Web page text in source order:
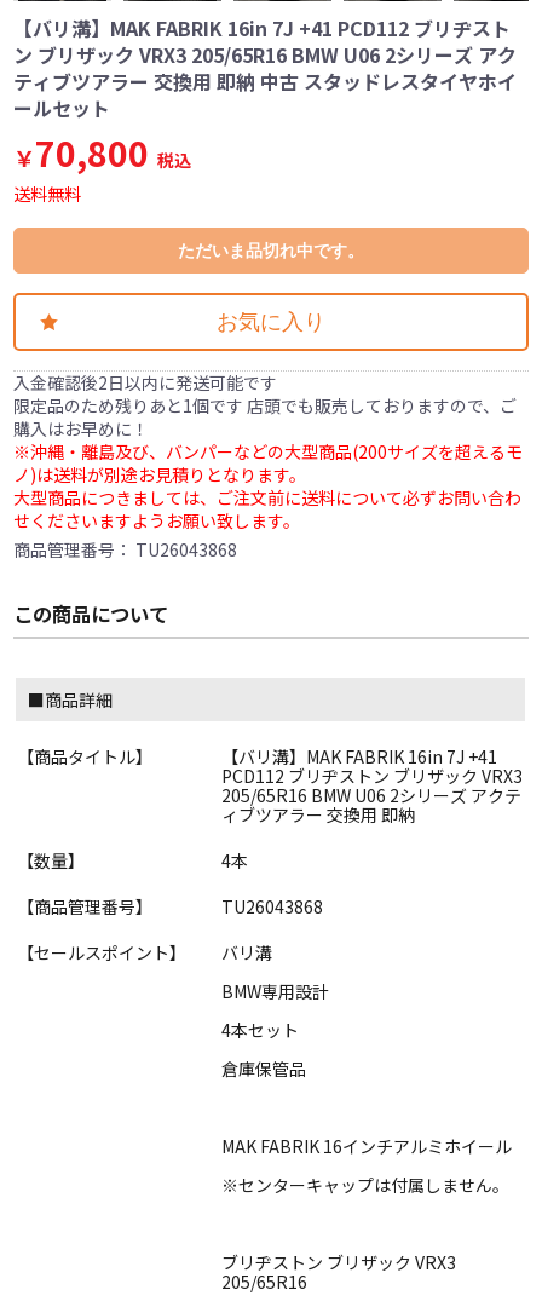
【バリ溝】MAK FABRIK 16in 7J +41 PCD112 ブリヂスト
ン ブリザック VRX3 205/65R16 BMW U06 2シリーズ アク
ティブツアラー 交換用 即納 中古 スタッドレスタイヤホイ
ールセット
￥70,800 税込
送料無料
ただいま品切れ中です。
お気に入り
入金確認後2日以内に発送可能です
限定品のため残りあと1個です 店頭でも販売しておりますので、ご
購入はお早めに！
※沖縄・離島及び、バンパーなどの大型商品(200サイズを超えるモ
ノ)は送料が別途お見積りとなります。
大型商品につきましては、ご注文前に送料について必ずお問い合わ
せくださいますようお願い致します。
商品管理番号： TU26043868
この商品について
■商品詳細
【商品タイトル】
【バリ溝】MAK FABRIK 16in 7J +41
PCD112 ブリヂストン ブリザック VRX3
205/65R16 BMW U06 2シリーズ アクテ
ィブツアラー 交換用 即納
【数量】
4本
【商品管理番号】
TU26043868
【セールスポイント】
バリ溝
BMW専用設計
4本セット
倉庫保管品
MAK FABRIK 16インチアルミホイール
※センターキャップは付属しません。
ブリヂストン ブリザック VRX3
205/65R16